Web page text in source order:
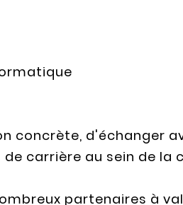
concrète, d'échanger
carrière au sein de la
partenaires à